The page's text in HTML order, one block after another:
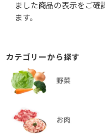
ました商品の表示をご確
ます。
カテゴリーから探す